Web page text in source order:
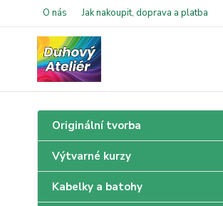
O nás Jak nakoupit, doprava a platba
Originální tvorba
Výtvarné kurzy
Kabelky a batohy